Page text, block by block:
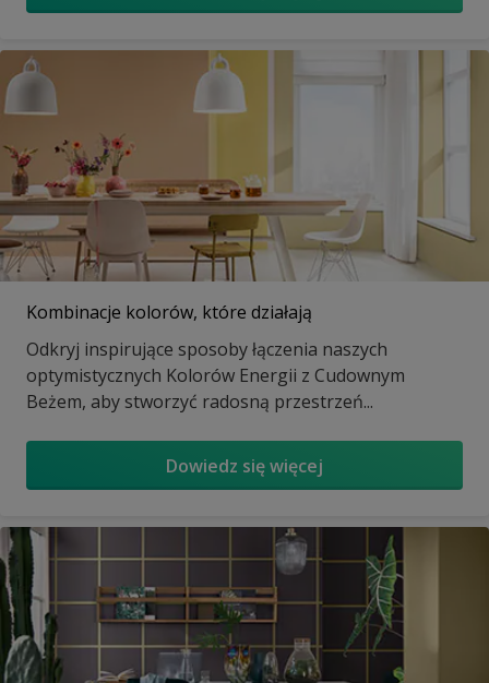
Kombinacje kolorów, które działają
Odkryj inspirujące sposoby łączenia naszych
optymistycznych Kolorów Energii z Cudownym
Beżem, aby stworzyć radosną przestrzeń...
Dowiedz się więcej